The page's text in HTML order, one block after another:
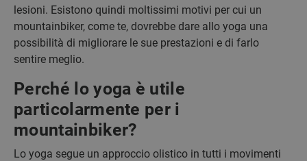
lesioni. Esistono quindi moltissimi motivi per cui un
mountainbiker, come te, dovrebbe dare allo yoga una
possibilità di migliorare le sue prestazioni e di farlo
sentire meglio.
Perché lo yoga è utile
particolarmente per i
mountainbiker?
Lo yoga segue un approccio olistico in tutti i movimenti